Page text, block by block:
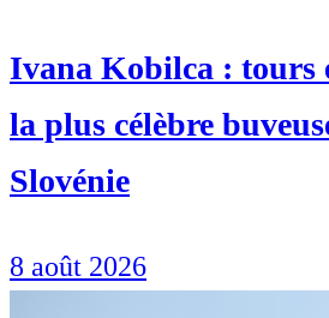
Ivana Kobilca : tours
la plus célèbre
Slovénie
8 août 2026